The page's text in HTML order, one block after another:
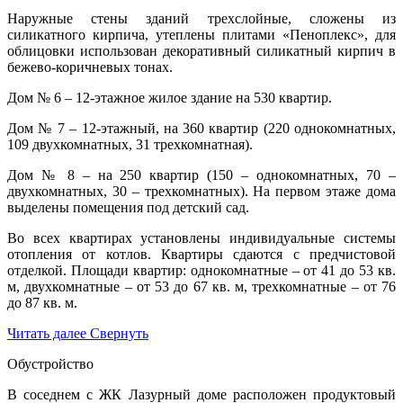
Наружные стены зданий трехслойные, сложены из
силикатного кирпича, утеплены плитами «Пеноплекс», для
облицовки использован декоративный силикатный кирпич в
бежево-коричневых тонах.
Дом № 6 – 12-этажное жилое здание на 530 квартир.
Дом № 7 – 12-этажный, на 360 квартир (220 однокомнатных,
109 двухкомнатных, 31 трехкомнатная).
Дом № 8 – на 250 квартир (150 – однокомнатных, 70 –
двухкомнатных, 30 – трехкомнатных). На первом этаже дома
выделены помещения под детский сад.
Во всех квартирах установлены индивидуальные системы
отопления от котлов. Квартиры сдаются с предчистовой
отделкой. Площади квартир: однокомнатные – от 41 до 53 кв.
м, двухкомнатные – от 53 до 67 кв. м, трехкомнатные – от 76
до 87 кв. м.
Читать далее Свернуть
Обустройство
В соседнем с ЖК Лазурный доме расположен продуктовый